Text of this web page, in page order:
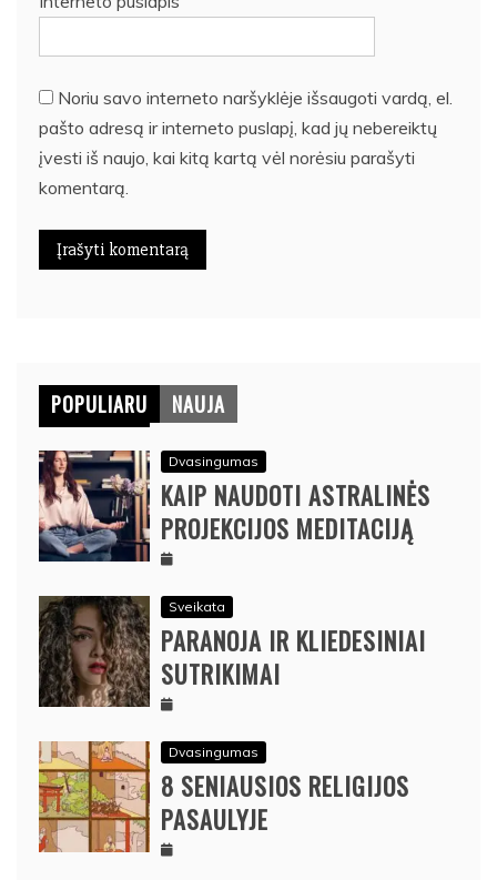
Noriu savo interneto naršyklėje išsaugoti vardą, el.
pašto adresą ir interneto puslapį, kad jų nebereiktų
įvesti iš naujo, kai kitą kartą vėl norėsiu parašyti
komentarą.
POPULIARU NAUJA
Dvasingumas
KAIP NAUDOTI ASTRALINĖS
PROJEKCIJOS MEDITACIJĄ
Sveikata
PARANOJA IR KLIEDESINIAI
SUTRIKIMAI
Dvasingumas
8 SENIAUSIOS RELIGIJOS
PASAULYJE